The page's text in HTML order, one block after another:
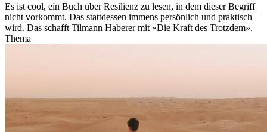
Es ist cool, ein Buch über Resilienz zu lesen, in dem dieser Begriff
nicht vorkommt. Das stattdessen immens persönlich und praktisch
wird. Das schafft Tilmann Haberer mit «Die Kraft des Trotzdem».
Thema